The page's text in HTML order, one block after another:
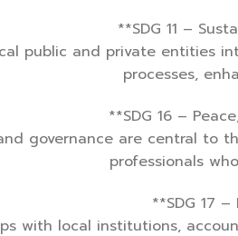
**SDG 11 –
public and private entities
processes,
**SDG 16 –
governance are central to
professionals
**SDG 17
with local institutions,